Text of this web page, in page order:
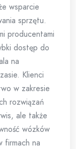
wsparcie
sprzętu.
producentami
dostęp do
na
Klienci
w zakresie
rozwiązań
ale także
wózków
firmach na